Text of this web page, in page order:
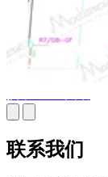
联系我们